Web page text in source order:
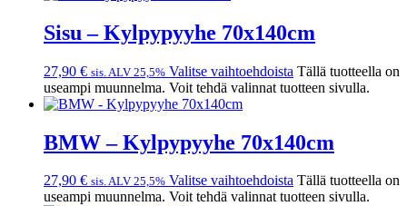
Sisu – Kylpypyyhe 70x140cm
27,90 € sis. ALV 25,5% Valitse vaihtoehdoista Tällä tuotteella on
useampi muunnelma. Voit tehdä valinnat tuotteen sivulla.
BMW – Kylpypyyhe 70x140cm
27,90 € sis. ALV 25,5% Valitse vaihtoehdoista Tällä tuotteella on
useampi muunnelma. Voit tehdä valinnat tuotteen sivulla.